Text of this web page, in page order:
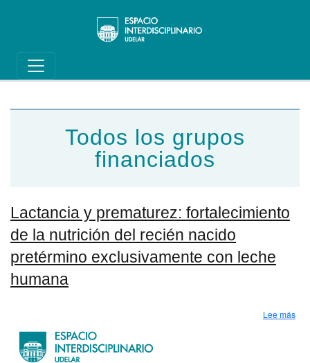
Main navigation
Todos los grupos
financiados
Lactancia y prematurez: fortalecimiento
de la nutrición del recién nacido
pretérmino exclusivamente con leche
humana
Lee más